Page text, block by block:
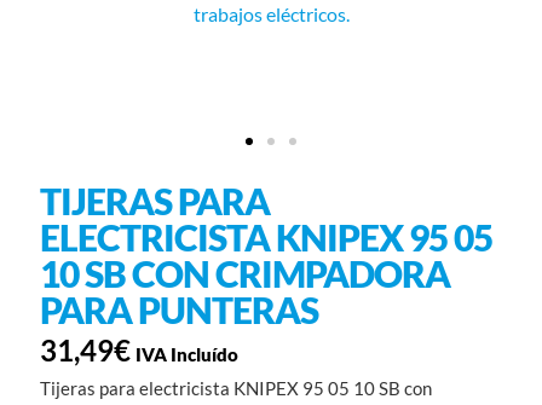
trabajos eléctricos.
TIJERAS PARA
ELECTRICISTA KNIPEX 95 05
10 SB CON CRIMPADORA
PARA PUNTERAS
31,49€ IVA Incluído
Tijeras para electricista KNIPEX 95 05 10 SB con